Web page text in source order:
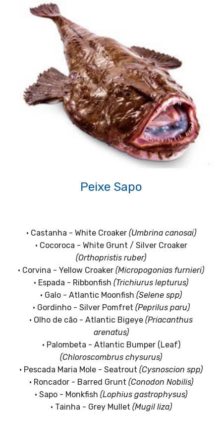
Peixe Sapo
• Castanha - White Croaker (Umbrina canosai)
• Cocoroca - White Grunt / Silver Croaker
(Orthopristis ruber)
• Corvina - Yellow Croaker (Micropogonias furnieri)
• Espada - Ribbonfish (Trichiurus lepturus)
• Galo - Atlantic Moonfish (Selene spp)
• Gordinho - Silver Pomfret (Peprilus paru)
• Olho de cão - Atlantic Bigeye (Priacanthus
arenatus)
• Palombeta - Atlantic Bumper (Leaf)
(Chloroscombrus chysurus)
• Pescada Maria Mole - Seatrout (Cysnoscion spp)
• Roncador - Barred Grunt (Conodon Nobilis)
• Sapo - Monkfish (Lophius gastrophysus)
• Tainha - Grey Mullet (Mugil liza)